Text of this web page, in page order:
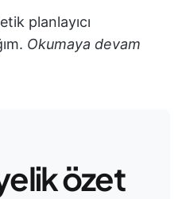
planlayıcı
Okumaya devam
özet